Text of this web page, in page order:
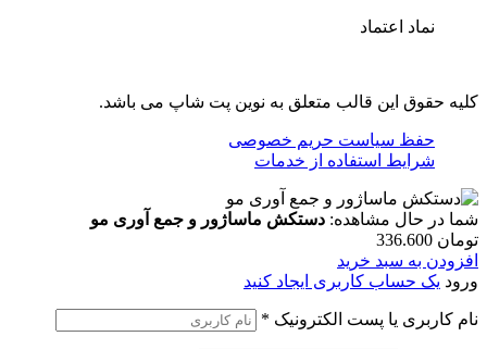
نماد اعتماد
کلیه حقوق این قالب متعلق به نوین پت شاپ می باشد.
حفظ سیاست حریم خصوصی
شرایط استفاده از خدمات
شما در حال مشاهده: دستکش ماساژور و جمع آوری مو
تومان
افزودن به سبد خرید
ورود یک حساب کاربری ایجاد کنید
نام کاربری یا پست الکترونیک *